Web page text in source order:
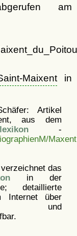
am
Maixentin
Artikel
aus dem
-
das
in der
detaillierte
Internet über